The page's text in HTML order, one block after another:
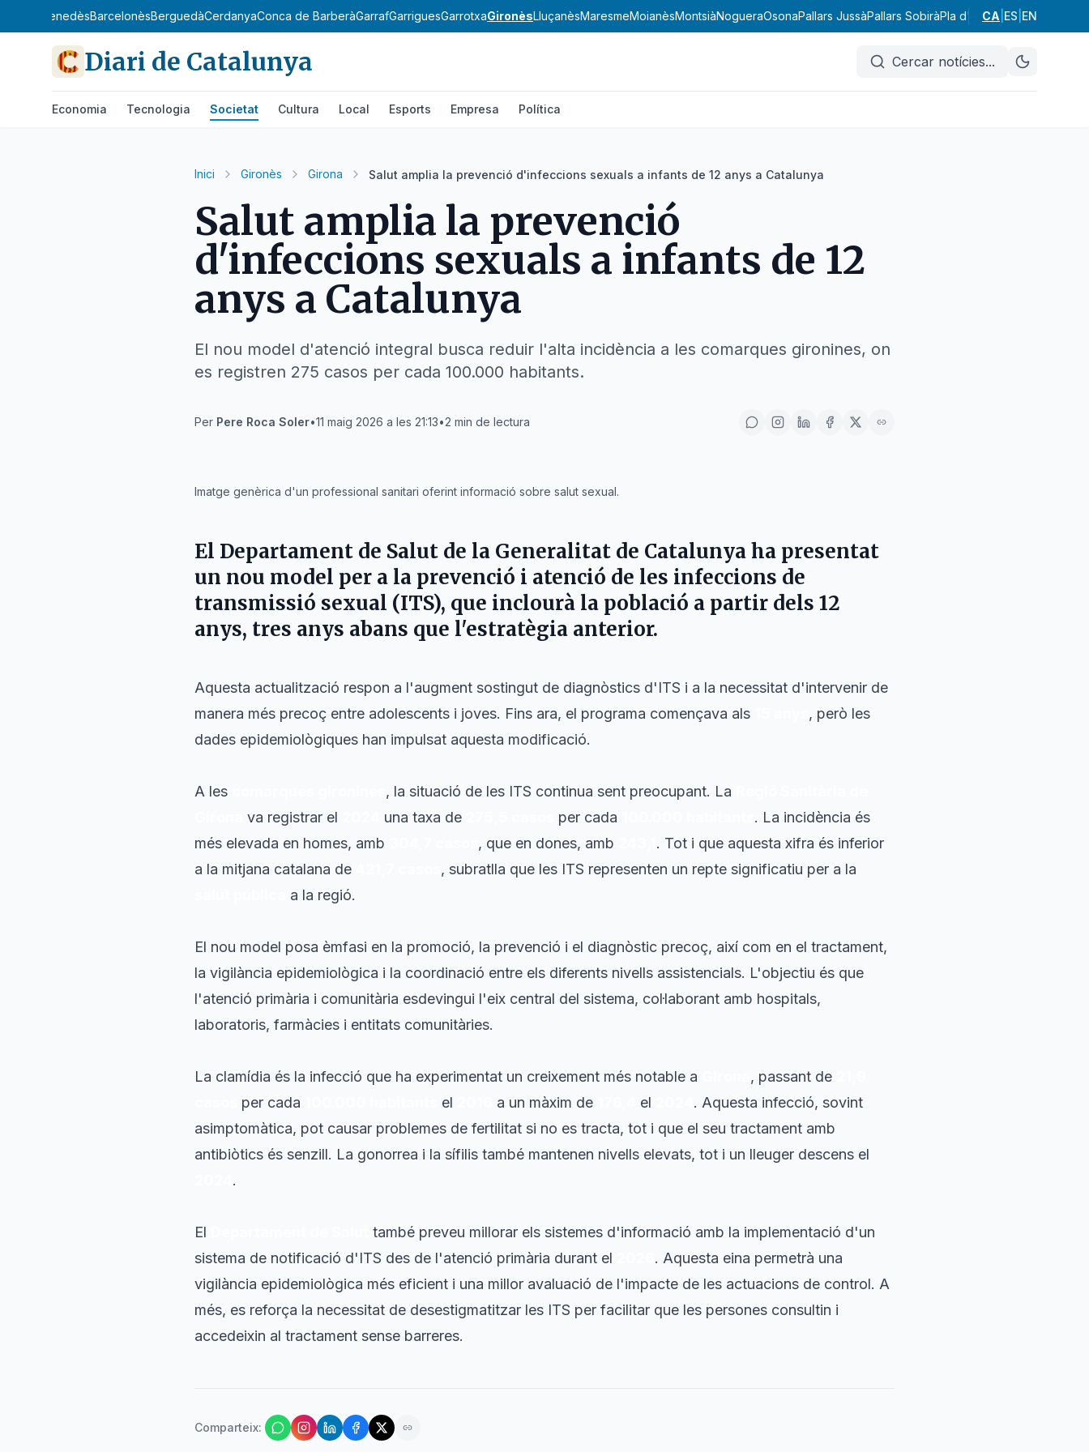
Baix PenedèsBarcelonèsBerguedàCerdanyaConca de BarberàGarrafGarriguesGarrotxaGironèsLluçanèsMaresmeMoianèsMontsiàNogueraOsonaPallars JussàPallars SobiràPla d'Urgell Pla de l'Estany
CA ES EN
Diari de Catalunya Cercar notícies...
Economia Tecnologia Societat Cultura Local Esports Empresa Política
Inici Gironès Girona Salut amplia la prevenció d'infeccions sexuals a infants de 12 anys a Catalunya
Salut amplia la prevenció
d'infeccions sexuals a infants de 12
anys a Catalunya
El nou model d'atenció integral busca reduir l'alta incidència a les comarques gironines, on
es registren 275 casos per cada 100.000 habitants.
Per Pere Roca Soler•11 maig 2026 a les 21:13•2 min de lectura
Imatge genèrica d'un professional sanitari oferint informació sobre salut sexual.
El Departament de Salut de la Generalitat de Catalunyaha presentat
un nou model per a la prevenció i atenció de les infeccions de
transmissió sexual (ITS), que inclourà la població a partir dels 12
anys, tres anys abans que l'estratègia anterior.
Aquesta actualització respon a l'augment sostingut de diagnòstics d'ITS i a la necessitat d'intervenir de
manera més precoç entre adolescents i joves. Fins ara, el programa començava als
, però les
dades epidemiològiques han impulsat aquesta modificació.
A les , la situació de les ITS continua sent preocupant. La
va registrar el una taxa de per cada
. La incidència és
més elevada en homes, amb
, que en dones, amb
. Tot i que aquesta xifra és inferior
a la mitjana catalana de
, subratlla que les ITS representen un repte significatiu per a la
a la regió.
El nou model posa èmfasi en la promoció, la prevenció i el diagnòstic precoç, així com en el tractament,
la vigilància epidemiològica i la coordinació entre els diferents nivells assistencials. L'objectiu és que
l'atenció primària i comunitària esdevingui l'eix central del sistema, col·laborant amb hospitals,
laboratoris, farmàcies i entitats comunitàries.
La clamídia és la infecció que ha experimentat un creixement més notable a , passant de
per cada el a un màxim de el
. Aquesta infecció, sovint
asimptomàtica, pot causar problemes de fertilitat si no es tracta, tot i que el seu tractament amb
antibiòtics és senzill. La gonorrea i la sífilis també mantenen nivells elevats, tot i un lleuger descens el
.
El
també preveu millorar els sistemes d'informació amb la implementació d'un
sistema de notificació d'ITS des de l'atenció primària durant el
. Aquesta eina permetrà una
vigilància epidemiològica més eficient i una millor avaluació de l'impacte de les actuacions de control. A
més, es reforça la necessitat de desestigmatitzar les ITS per facilitar que les persones consultin i
accedeixin al tractament sense barreres.
Comparteix: